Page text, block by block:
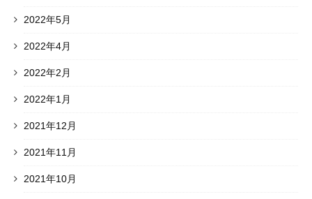
2022年5月
2022年4月
2022年2月
2022年1月
2021年12月
2021年11月
2021年10月